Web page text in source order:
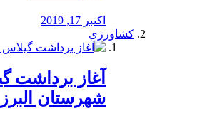
اکتبر 17, 2019
کشاورزی
آغاز برداشت
شهرستان البرز